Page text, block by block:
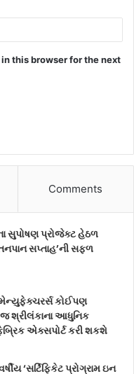
this browser for the next
Comments
સુપોષણ પ્રોજેક્ટ હેઠળ
સપ્તાહ’ની સફળ
મેન્યુફેક્ચરર્સ કોઈપણ
જ શ્રીલંકાના આધુનિક
એક્સપોર્ટ કરી શકશે
‘સર્ટિફિકેટ પ્રોગ્રામ ઇન